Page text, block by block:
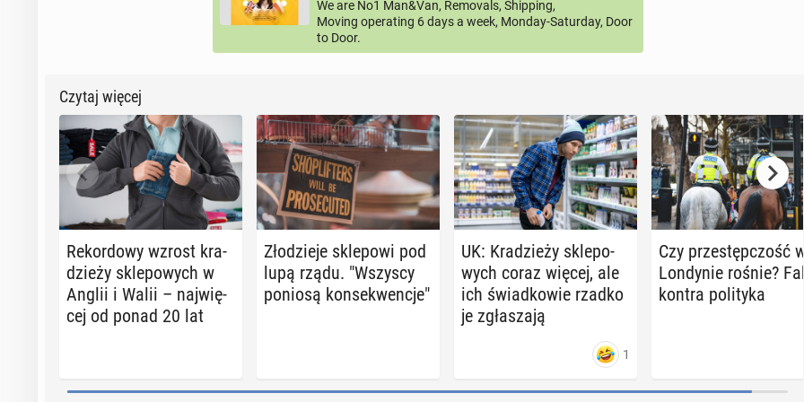
We are No1 Man&Van, Removals, Shipping,
Moving operating 6 days a week, Monday-Saturday, Door
to Door.
Czytaj więcej
Re­kor­do­wy wzrost kra­
dzie­ży skle­po­wych w
Anglii i Walii – naj­wię­
cej od ponad 20 lat
Zło­dzie­je skle­po­wi pod
lupą rządu. "Wszyscy
poniosą kon­se­kwen­cje"
UK: Kra­dzie­ży skle­po­
wych coraz więcej, ale
ich świad­ko­wie rzadko
je zgła­sza­ją
1
Czy prze­stęp­czość w
Lon­dy­nie rośnie?
kontra po­li­ty­ka